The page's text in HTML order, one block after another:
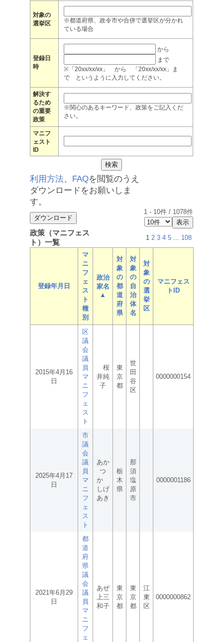
対象の
選挙区
※都道府県、政令市や合併で選挙区が分かれ
ている場合
登録日
時
から
まで
※「20xx/xx/xx」 から 「20xx/xx/xx」ま
で というように入力してください。
解決す
るため
の重要
政策
※関心のあるキーワード、政策をご記入くだ
さい。
マニフ
ェスト
ID
利用方法、 FAQを閲覧のうえ
ダウンロードをお願いしま
す。
1 - 10件 / 1078件
政策（マニフェス
ト）一覧
1 2 3 4 5 ... 108
登録年月日
マ
ニ
フ
ェ
ス
ト
種
別
政治
家名
▲
対
象
の
都
道
府
県
対
象
の
自
治
体
名
対
象
の
選
挙
区
マニフェス
トID
2015年4月16
日
区
議
会
議
員
マ
ニ
フ
ェ
ス
ト
桜
井純
子
東
京
都
世
田
谷
区
0000000154
2025年4月17
日
市
議
会
議
員
マ
ニ
フ
ェ
ス
ト
あか
つ
か
しげ
あき
栃
木
県
那
須
塩
原
市
0000001186
2021年6月29
日
都
道
府
県
議
会
議
員
マ
ニ
フ
ェ
あぜ
上三
和子
東
京
都
東
京
都
江
東
区
0000000862